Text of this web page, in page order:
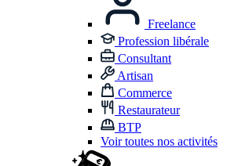
Freelance
Profession libérale
Consultant
Artisan
Commerce
Restaurateur
BTP
Voir toutes nos activités